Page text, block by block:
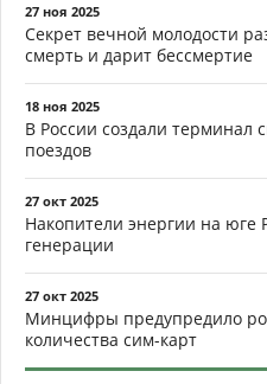
27 ноя 2025
Секрет вечной молодости
смерть и дарит бессмертие
18 ноя 2025
В России создали терминал
поездов
27 окт 2025
Накопители энергии на юге
генерации
27 окт 2025
Минцифры предупредило
количества сим-карт